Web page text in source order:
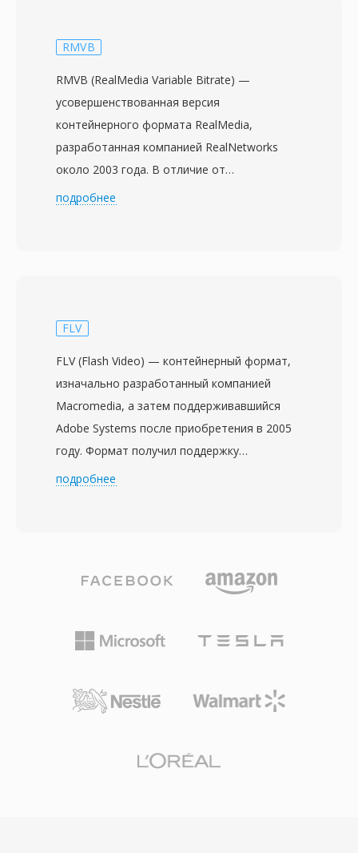
RMVB
RMVB (RealMedia Variable Bitrate) —
усовершенствованная версия
контейнерного формата RealMedia,
разработанная компанией RealNetworks
около 2003 года. В отличие от
оригинального RM с постоянным
кадрами или переходами. Такой подход
визуальное качество при эквивалентном
среднем размере файла по сравнению с
предшественником с постоянным
битрейтом. RMVB приобрёл особую
популярность на рынках Восточной и Юго-
Восточной Азии в середине 2000-х, став
регионах с ограниченной полосой
пропускания, но высокими требованиями
использует кодеки RealVideo 9 или RealVideo
по подходу к сжатию. Файлы RMVB
поддерживают встроенные потоки
удобно для распространения
подробнее
FLV
FLV (Flash Video) — контейнерный формат,
изначально разработанный компанией
Macromedia, а затем поддерживавшийся
Adobe Systems после приобретения в 2005
году. Формат получил поддержку
автономного воспроизведения с Flash
FLV обычно содержат видео,
или VP6, вместе со звуком MP3 или ADPCM,
упакованные в лёгкий проприетарный
потоковой доставки. Главная сила FLV
разных операционных системах и браузерах
подробнее